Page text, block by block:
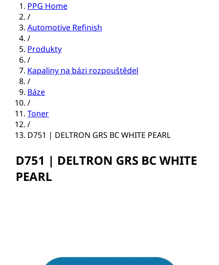
PPG Home
/
Automotive Refinish
/
Produkty
/
Kapaliny na bázi rozpouštědel
/
Báze
/
Toner
/
D751 | DELTRON GRS BC WHITE PEARL
D751 | DELTRON GRS BC WHITE
PEARL